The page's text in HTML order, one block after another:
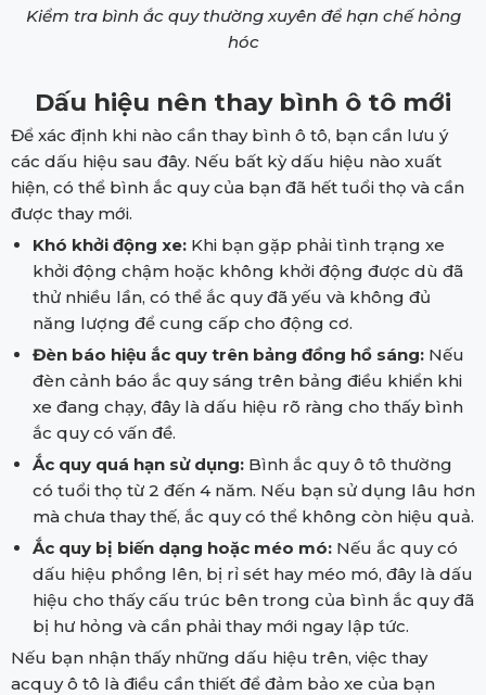
Kiểm tra bình ắc quy thường xuyên để hạn chế hỏng
hóc
Dấu hiệu nên thay bình ô tô mới
Để xác định khi nào cần thay bình ô tô, bạn cần lưu ý
các dấu hiệu sau đây. Nếu bất kỳ dấu hiệu nào xuất
hiện, có thể bình ắc quy của bạn đã hết tuổi thọ và cần
được thay mới.
Khó khởi động xe: Khi bạn gặp phải tình trạng xe
khởi động chậm hoặc không khởi động được dù đã
thử nhiều lần, có thể ắc quy đã yếu và không đủ
năng lượng để cung cấp cho động cơ.
Đèn báo hiệu ắc quy trên bảng đồng hồ sáng: Nếu
đèn cảnh báo ắc quy sáng trên bảng điều khiển khi
xe đang chạy, đây là dấu hiệu rõ ràng cho thấy bình
ắc quy có vấn đề.
Ắc quy quá hạn sử dụng: Bình ắc quy ô tô thường
có tuổi thọ từ 2 đến 4 năm. Nếu bạn sử dụng lâu hơn
mà chưa thay thế, ắc quy có thể không còn hiệu quả.
Ắc quy bị biến dạng hoặc méo mó: Nếu ắc quy có
dấu hiệu phồng lên, bị rỉ sét hay méo mó, đây là dấu
hiệu cho thấy cấu trúc bên trong của bình ắc quy đã
bị hư hỏng và cần phải thay mới ngay lập tức.
Nếu bạn nhận thấy những dấu hiệu trên, việc thay
acquy ô tô là điều cần thiết để đảm bảo xe của bạn